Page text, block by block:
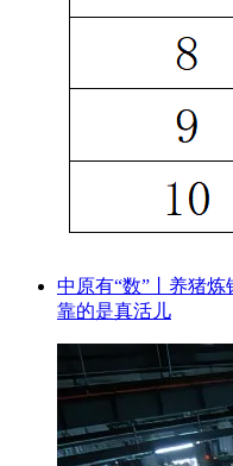
中原有“数”丨养猪
靠的是真活儿